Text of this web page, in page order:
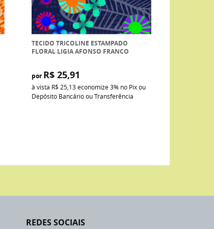
TECIDO TRICOLINE ESTAMPADO
FLORAL LIGIA AFONSO FRANCO
por R$ 25,91
à vista R$ 25,13economize3% no Pix ou
Depósito Bancário ou Transferência
REDES SOCIAIS